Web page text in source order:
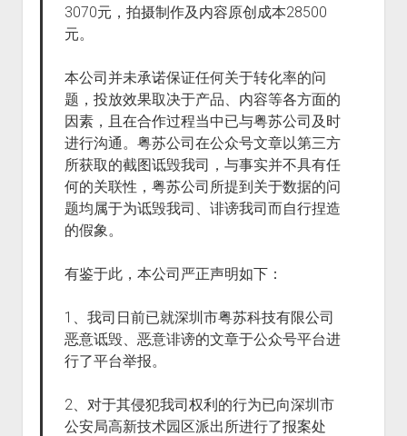
3070元，拍摄制作及内容原创成本28500
元。
本公司并未承诺保证任何关于转化率的问
题，投放效果取决于产品、内容等各方面的
因素，且在合作过程当中已与粤苏公司及时
进行沟通。粤苏公司在公众号文章以第三方
所获取的截图诋毁我司，与事实并不具有任
何的关联性，粤苏公司所提到关于数据的问
题均属于为诋毁我司、诽谤我司而自行捏造
的假象。
有鉴于此，本公司严正声明如下：
1、我司日前已就深圳市粤苏科技有限公司
恶意诋毁、恶意诽谤的文章于公众号平台进
行了平台举报。
2、对于其侵犯我司权利的行为已向深圳市
公安局高新技术园区派出所进行了报案处